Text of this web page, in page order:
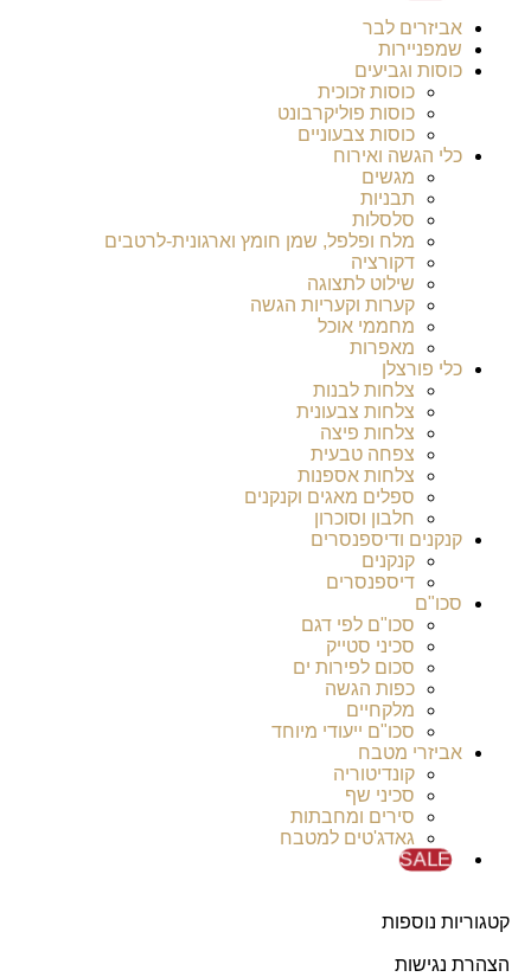
אביזרים לבר
שמפניירות
כוסות וגביעים
כוסות זכוכית
כוסות פוליקרבונט
כוסות צבעוניים
כלי הגשה ואירוח
מגשים
תבניות
סלסלות
מלח ופלפל, שמן חומץ וארגונית-לרטבים
דקורציה
שילוט לתצוגה
קערות וקעריות הגשה
מחממי אוכל
מאפרות
כלי פורצלן
צלחות לבנות
צלחות צבעונית
צלחות פיצה
צפחה טבעית
צלחות אספנות
ספלים מאגים וקנקנים
חלבון וסוכרון
קנקנים ודיספנסרים
קנקנים
דיספנסרים
סכו"ם
סכו"ם לפי דגם
סכיני סטייק
סכום לפירות ים
כפות הגשה
מלקחיים
סכו"ם ייעודי מיוחד
אביזרי מטבח
קונדיטוריה
סכיני שף
סירים ומחבתות
גאדג'טים למטבח
SALE
קטגוריות נוספות
הצהרת נגישות